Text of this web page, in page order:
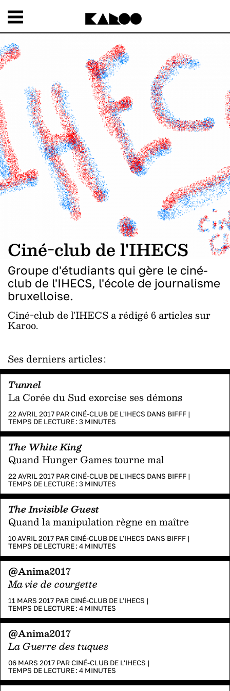
Ciné-club de l'IHECS
Groupe d'étudiants qui gère le ciné-
club de l'IHECS, l'école de journalisme
bruxelloise.
Ciné-club de l'IHECS a rédigé 6 articles sur
Karoo.
Ses derniers articles :
Tunnel
La Corée du Sud exorcise ses démons
22 AVRIL 2017 PARCINÉ-CLUB DE L'IHECS DANS BIFFF |
TEMPS DE LECTURE : 3 MINUTES
The White King
Quand Hunger Games tourne mal
22 AVRIL 2017 PARCINÉ-CLUB DE L'IHECS DANS BIFFF |
TEMPS DE LECTURE : 3 MINUTES
The Invisible Guest
Quand la manipulation règne en maître
10 AVRIL 2017 PARCINÉ-CLUB DE L'IHECS DANS BIFFF |
TEMPS DE LECTURE : 4 MINUTES
@Anima2017
Ma vie de courgette
11 MARS 2017 PARCINÉ-CLUB DE L'IHECS |
TEMPS DE LECTURE : 4 MINUTES
@Anima2017
La Guerre des tuques
06 MARS 2017 PARCINÉ-CLUB DE L'IHECS |
TEMPS DE LECTURE : 4 MINUTES